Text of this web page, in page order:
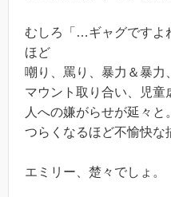
むしろ「…ギャグですよ
ほど
嘲り、罵り、暴力＆暴力
マウント取り合い、児童
人への嫌がらせが延々と
つらくなるほど不愉快な
エミリー、楚々でしょ。